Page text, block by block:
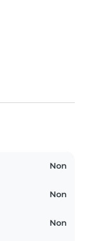
Non
Non
Non